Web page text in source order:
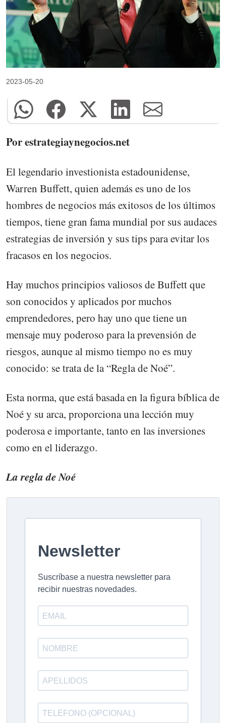
2023-05-20
Por estrategiaynegocios.net
El legendario investionista estadounidense,
Warren Buffett, quien además es uno de los
hombres de negocios más exitosos de los últimos
tiempos, tiene gran fama mundial por sus audaces
estrategias de inversión y sus tips para evitar los
fracasos en los negocios.
Hay muchos principios valiosos de Buffett que
son conocidos y aplicados por muchos
emprendedores, pero hay uno que tiene un
mensaje muy poderoso para la prevensión de
riesgos, aunque al mismo tiempo no es muy
conocido: se trata de la “Regla de Noé”.
Esta norma, que está basada en la figura bíblica de
Noé y su arca, proporciona una lección muy
poderosa e importante, tanto en las inversiones
como en el liderazgo.
La regla de Noé